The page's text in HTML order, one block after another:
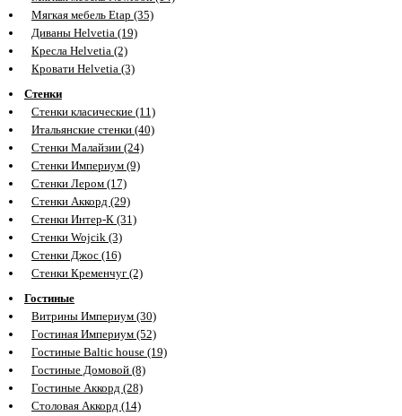
Мягкая мебель Etap (35)
Диваны Helvetia (19)
Кресла Helvetia (2)
Кровати Helvetia (3)
Стенки
Стенки класические (11)
Итальянские стенки (40)
Стенки Малайзии (24)
Стенки Империум (9)
Стенки Лером (17)
Стенки Аккорд (29)
Стенки Интер-К (31)
Стенки Wojcik (3)
Стенки Джос (16)
Стенки Кременчуг (2)
Гостиные
Витрины Империум (30)
Гостиная Империум (52)
Гостиные Baltic house (19)
Гостиные Домовой (8)
Гостиные Аккорд (28)
Столовая Аккорд (14)